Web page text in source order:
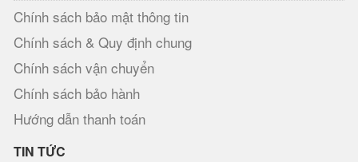
Chính sách bảo mật thông tin
Chính sách & Quy định chung
Chính sách vận chuyển
Chính sách bảo hành
Hướng dẫn thanh toán
TIN TỨC